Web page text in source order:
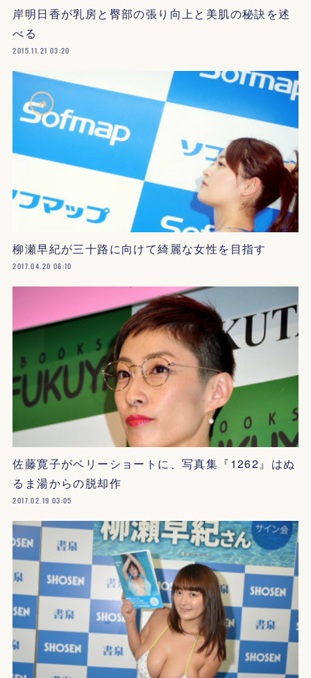
岸明日香が乳房と臀部の張り向上と美肌の秘訣を述
べる
2015.11.21 03:20
柳瀬早紀が三十路に向けて綺麗な女性を目指す
2017.04.20 06:10
佐藤寛子がベリーショートに、写真集『1262』はぬ
るま湯からの脱却作
2017.02.19 03:05